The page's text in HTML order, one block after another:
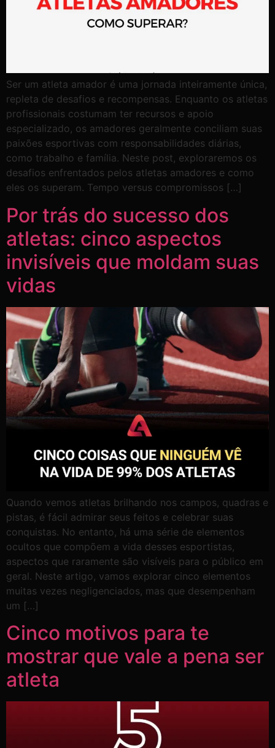
Ser um atleta amador é uma jornada inteiramente única,
repleta de desafios e recompensas. Enquanto os atletas
profissionais costumam ter recursos e apoio
especializado, os amadores geralmente conciliam suas
paixões esportivas com responsabilidades diárias,
como trabalho e família. Neste post, exploraremos os
desafios enfrentados pelos atletas amadores e como
eles os superam. Tempo versus compromissos […]
Por trás do sucesso dos
atletas: cinco aspectos
invisíveis que moldam suas
vidas
Quando vemos atletas brilhando nos campos, quadras e
pistas, é fácil admirar seus feitos e celebrar suas
conquistas. No entanto, há uma série de elementos
ocultos que compõem a vida desses esportistas,
aspectos que raramente são visíveis para o público em
geral. Neste artigo, vamos explorar cinco elementos
muitas vezes negligenciados, mas que desempenham
um […]
Cinco motivos para te
mostrar que vale a pena ser
atleta